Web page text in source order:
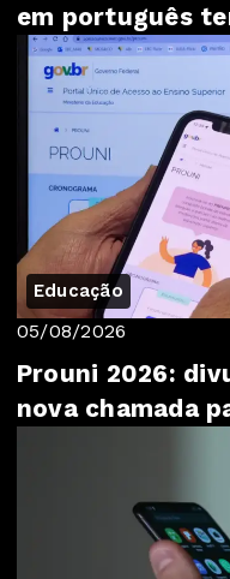
em português
Educação
05/08/2026
Prouni 2026:
nova chamada